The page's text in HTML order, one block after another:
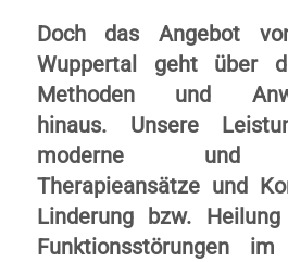
Doch das Angebot
Wuppertal geht über
Methoden und
hinaus. Unsere
moderne und
Therapieansätze und
Linderung bzw.
Funktionsstörungen im